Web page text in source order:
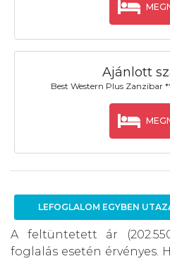
Ajánlott
Best Western Plus Zanzibar
LEFOGLALOM EGYBEN
A feltüntetett ár
foglalás esetén érvényes.